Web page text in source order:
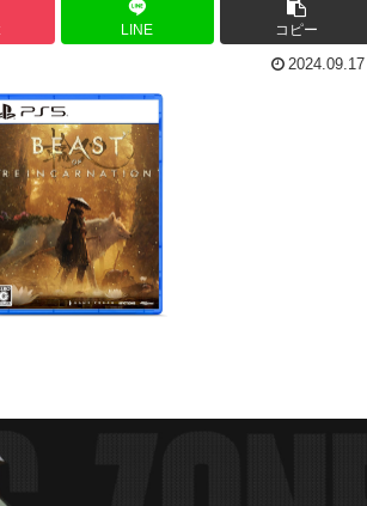
LINE コピー
2024.09.17